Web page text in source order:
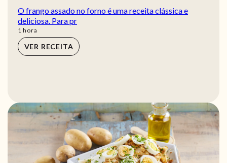
O frango assado no forno é uma receita clássica e
deliciosa. Para pr
1 hora
hora
VER RECEITA